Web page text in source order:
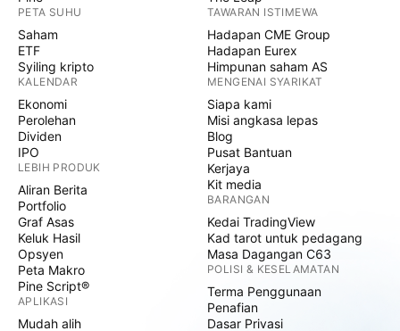
PETA SUHU
Saham
ETF
Syiling kripto
KALENDAR
Ekonomi
Perolehan
Dividen
IPO
LEBIH PRODUK
Aliran Berita
Portfolio
Graf Asas
Keluk Hasil
Opsyen
Peta Makro
Pine Script®
APLIKASI
Mudah alih
TAWARAN ISTIMEWA
Hadapan CME Group
Hadapan Eurex
Himpunan saham AS
MENGENAI SYARIKAT
Siapa kami
Misi angkasa lepas
Blog
Pusat Bantuan
Kerjaya
Kit media
BARANGAN
Kedai TradingView
Kad tarot untuk pedagang
Masa Dagangan C63
POLISI & KESELAMATAN
Terma Penggunaan
Penafian
Dasar Privasi